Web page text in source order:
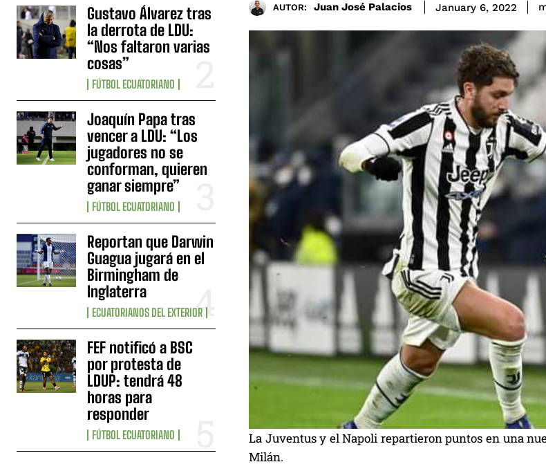
Gustavo Álvarez tras
la derrota de LDU:
“Nos faltaron varias
cosas”
FÚTBOL ECUATORIANO
Joaquín Papa tras
vencer a LDU: “Los
jugadores no se
conforman, quieren
ganar siempre”
FÚTBOL ECUATORIANO
Reportan que Darwin
Guagua jugará en el
Birmingham de
Inglaterra
ECUATORIANOS DEL EXTERIOR
FEF notificó a BSC
por protesta de
LDUP: tendrá 48
horas para
responder
FÚTBOL ECUATORIANO
AUTOR: Juan José Palacios January 6, 2022
La Juventus y el Napoli repartieron puntos en una
Milán.